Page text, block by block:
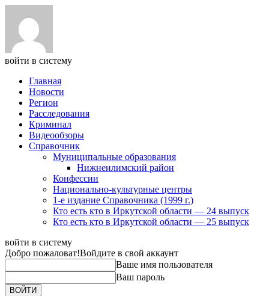
войти в систему
Главная
Новости
Регион
Расследования
Криминал
Видеообзоры
Справочник
Муниципальные образования
Нижнеилимский район
Конфессии
Национально-культурные центры
1-е издание Справочника (1999 г.)
Кто есть кто в Иркутской области — 24 выпуск
Кто есть кто в Иркутской области — 25 выпуск
войти в систему
Добро пожаловат!Войдите в свой аккаунт
Ваше имя пользователя
Ваш пароль